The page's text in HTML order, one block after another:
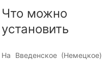
Что можно
установить
На Введенское (Немецкое)